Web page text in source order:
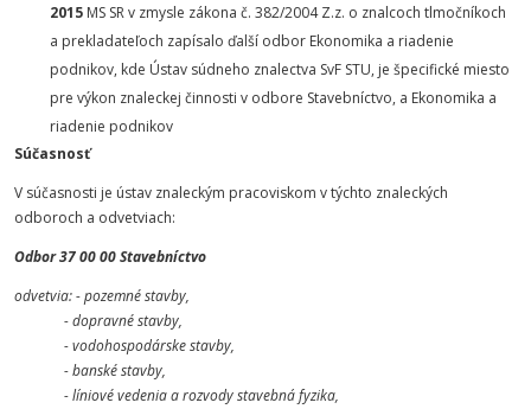
2015 MS SR v zmysle zákona č. 382/2004 Z.z. o znalcoch tlmočníkoch
a prekladateľoch zapísalo ďalší odbor Ekonomika a riadenie
podnikov, kde Ústav súdneho znalectva SvF STU, je špecifické miesto
pre výkon znaleckej činnosti v odbore Stavebníctvo, a Ekonomika a
riadenie podnikov
Súčasnosť
V súčasnosti je ústav znaleckým pracoviskom v týchto znaleckých
odboroch a odvetviach:
Odbor 37 00 00 Stavebníctvo
odvetvia:- pozemné stavby,
- dopravné stavby,
- vodohospodárske stavby,
- banské stavby,
- líniové vedenia a rozvody stavebná fyzika,